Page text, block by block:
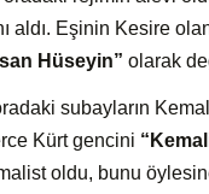
aldı. Eşinin Kesire
Hüseyin” olarak
subayların
Kürt gencini
oldu, bunu